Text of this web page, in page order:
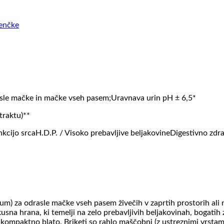
mačke in mačke vseh pasem;Uravnava urin pH ± 6,5*
srcaH.D.P. / Visoko prebavljive beljakovineDigestivno
za odrasle mačke vseh pasem živečih v zaprtih prostorih
hrana, ki temelji na zelo prebavljivih beljakovinah,
blato. Briketi so rahlo maščobni (z ustreznimi